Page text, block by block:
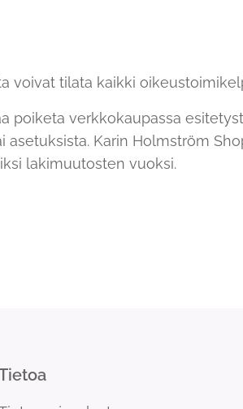
voivat tilata kaikki
poiketa verkkokaupassa
asetuksista. Karin Holmström
lakimuutosten vuoksi.